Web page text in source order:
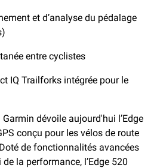
et d’analyse du pédalage
entre cyclistes
IQ Trailforks intégrée pour le
Garmin dévoile aujourd'hui l’Edge
conçu pour les vélos de route
de fonctionnalités avancées
la performance, l’Edge 520